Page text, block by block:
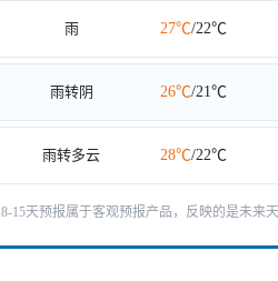
雨 27℃/22℃
雨转阴 26℃/21℃
雨转多云 28℃/22℃
8-15天预报属于客观预报产品，反映的是未来